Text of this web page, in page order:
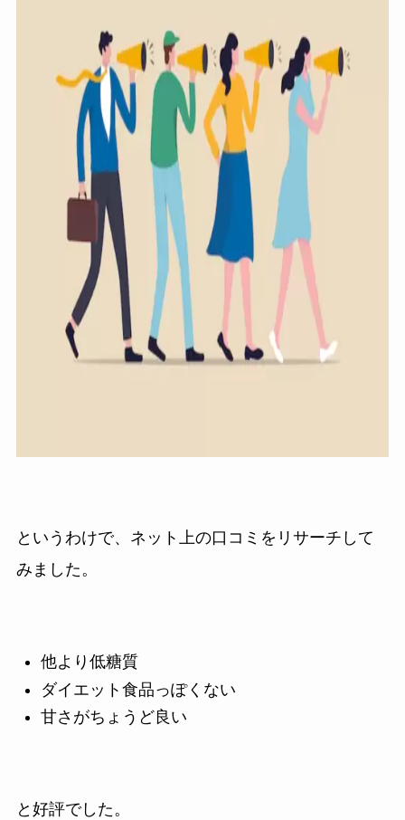
というわけで、ネット上の口コミをリサーチして
みました。
他より低糖質
ダイエット食品っぽくない
甘さがちょうど良い
と好評でした。